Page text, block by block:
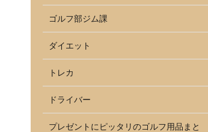
ゴルフ部ジム課
ダイエット
トレカ
ドライバー
プレゼントにピッタリのゴルフ用品まと